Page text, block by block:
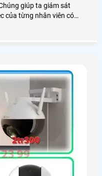
giúp ta giám sát
của từng nhân viên có